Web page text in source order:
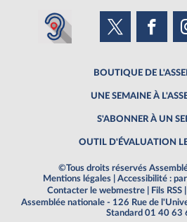
BOUTIQUE DE
UNE SEMAINE À
S'ABONNER À UN
OUTIL D'ÉVALUATION
©Tous droits réservés
Mentions légales
Accessibilité :
Contacter le webmestre
Fils RSS
Assemblée nationale - 126 Rue de
Standard 01 40 63